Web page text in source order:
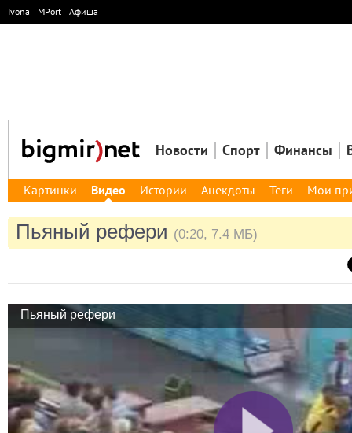
Ivona MPort Афиша
Новости Спорт Финансы
Картинки Видео Истории Анекдоты Теги Мои
Пьяный рефери (0:20, 7.4 МБ)
Пьяный рефери